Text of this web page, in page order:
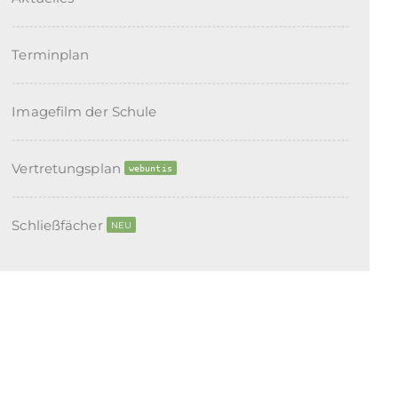
Terminplan
Imagefilm der Schule
Vertretungsplan webuntis
Schließfächer NEU